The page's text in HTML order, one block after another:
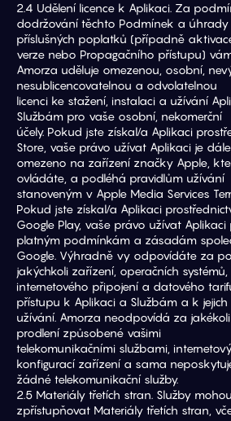
2.4 Udělení licence k Aplikaci. Za
dodržování těchto Podmínek a úhrady
příslušných poplatků (případně
verze nebo Propagačního přístupu)
Amorza uděluje omezenou, osobní,
nesublicencovatelnou a odvolatelnou
licenci ke stažení, instalaci a užívání
Službám pro vaše osobní, nekomerční
účely. Pokud jste získal/a Aplikaci
Store, vaše právo užívat Aplikaci je dále
omezeno na zařízení značky Apple,
ovládáte, a podléhá pravidlům užívání
stanoveným v Apple Media Services
Pokud jste získal/a Aplikaci
Google Play, vaše právo užívat
platným podmínkám a zásadám
Google. Výhradně vy odpovídáte za
jakýchkoli zařízení, operačních systémů,
internetového připojení a datového
přístupu k Aplikaci a Službám a k jejich
užívání. Amorza neodpovídá za
prodlení způsobené vašimi
telekomunikačními službami,
konfigurací zařízení a sama
žádné telekomunikační služby.
2.5 Materiály třetích stran. Služby
zpřístupňovat Materiály třetích stran,